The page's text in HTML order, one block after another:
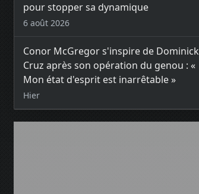
pour stopper sa dynamique
6 août 2026
Conor McGregor s'inspire de Dominick
Cruz après son opération du genou : «
Mon état d'esprit est inarrêtable »
Hier